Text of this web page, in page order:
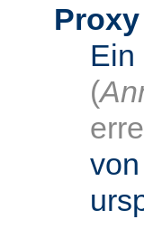
Proxy
Ein
(